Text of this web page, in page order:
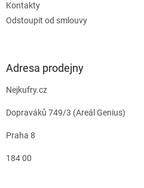
Kontakty
Odstoupit od smlouvy
Adresa prodejny
Nejkufry.cz
Dopraváků 749/3 (Areál Genius)
Praha 8
184 00